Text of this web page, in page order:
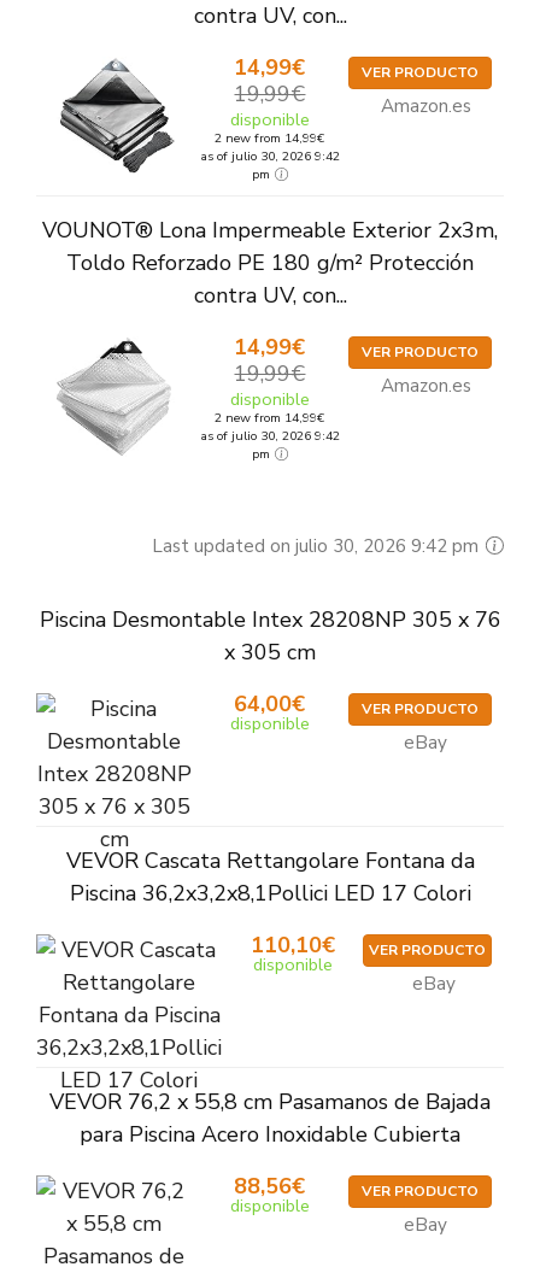
contra UV, con...
14,99€
19,99€
disponible
2 new from 14,99€
as of julio 30, 2026 9:42
pm
VER PRODUCTO
Amazon.es
VOUNOT® Lona Impermeable Exterior 2x3m,
Toldo Reforzado PE 180 g/m² Protección
contra UV, con...
14,99€
19,99€
disponible
2 new from 14,99€
as of julio 30, 2026 9:42
pm
VER PRODUCTO
Amazon.es
Last updated on julio 30, 2026 9:42 pm
Piscina Desmontable Intex 28208NP 305 x 76
x 305 cm
64,00€
disponible
VER PRODUCTO
eBay
VEVOR Cascata Rettangolare Fontana da
Piscina 36,2x3,2x8,1Pollici LED 17 Colori
110,10€
disponible
VER PRODUCTO
eBay
VEVOR 76,2 x 55,8 cm Pasamanos de Bajada
para Piscina Acero Inoxidable Cubierta
88,56€
disponible
VER PRODUCTO
eBay